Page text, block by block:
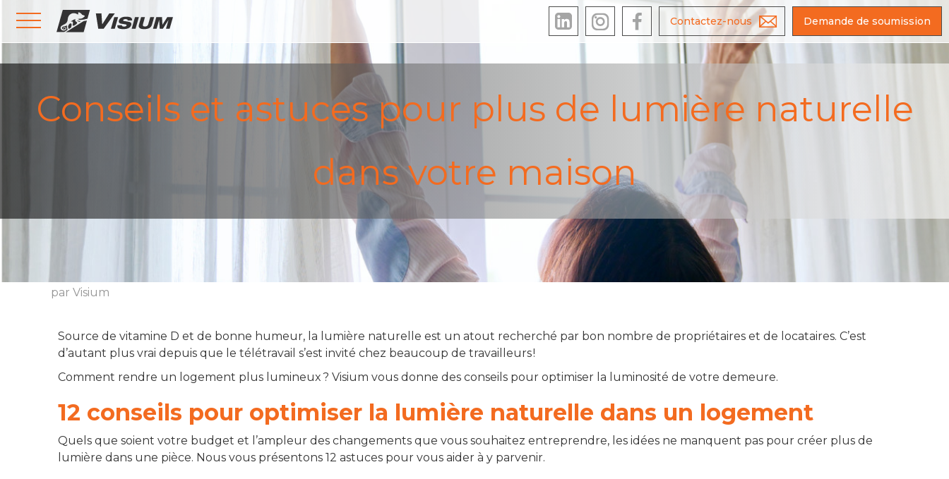
Contactez-nous e Demande de soumission
Conseils et astuces pour plus de lumière naturelle
dans votre maison
par Visium
Source de vitamine D et de bonne humeur, la lumière naturelle est un atout recherché par bon nombre de propriétaires et de locataires. C’est
d’autant plus vrai depuis que le télétravail s’est invité chez beaucoup de travailleurs !
Comment rendre un logement plus lumineux ? Visium vous donne des conseils pour optimiser la luminosité de votre demeure.
12 conseils pour optimiser la lumière naturelle dans un logement
Quels que soient votre budget et l’ampleur des changements que vous souhaitez entreprendre, les idées ne manquent pas pour créer plus de
lumière dans une pièce. Nous vous présentons 12 astuces pour vous aider à y parvenir.